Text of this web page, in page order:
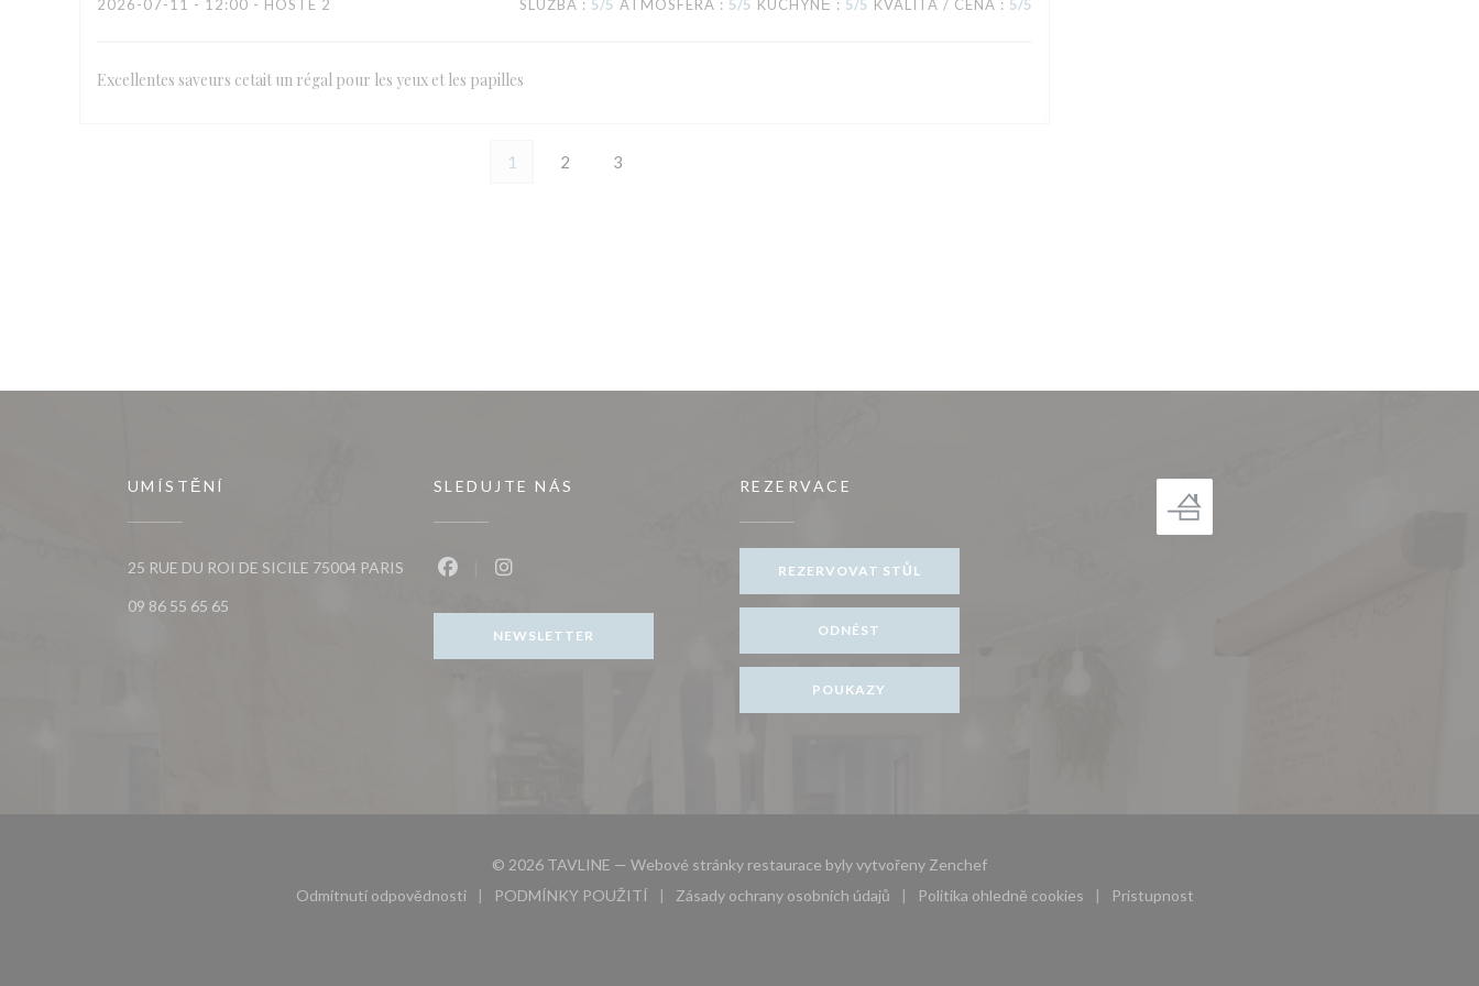
2026-07-11 - 12:00 - HOSTÉ 2 SLUŽBA : 5/5 ATMOSFÉRA : 5/5 KUCHYNĚ : 5/5 KVALITA / CENA : 5/5
Excellentes saveurs cetait un régal pour les yeux et les papilles
1 2 3
UMÍSTĚNÍ
25 RUE DU ROI DE SICILE 75004 PARIS((otevře se v novém okně))
09 86 55 65 65
SLEDUJTE NÁS
NEWSLETTER
REZERVACE
REZERVOVAT STŮL
ODNÉST
POUKAZY
© 2026 TAVLINE — Webové stránky restaurace byly vytvořeny Zenchef((otevře se v novém okně))
Odmítnutí odpovědnosti
((otevře se v novém okně))
PODMÍNKY POUŽITÍ
((otevře se v novém okně))
Zásady ochrany osobních údajů
((otevře se v novém okně))
Politika ohledně cookies
((otevře se v novém okně))
Pristupnost
((otevře se v novém okně))